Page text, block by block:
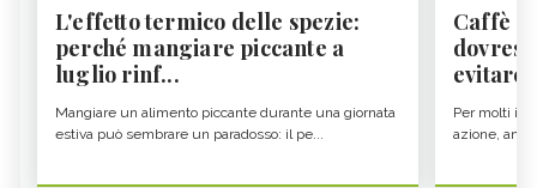
L'effetto termico delle spezie:
perché mangiare piccante a
luglio rinf...
Mangiare un alimento piccante durante una giornata
estiva può sembrare un paradosso: il pe...
Caffè
evitare
Per molti il
azione,